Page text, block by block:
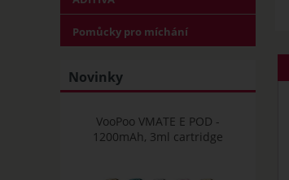
Pomůcky pro míchání
Novinky
VooPoo VMATE E POD -
1200mAh, 3ml cartridge